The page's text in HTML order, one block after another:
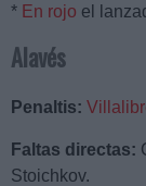
* En rojo el
Alavés
Penaltis:
Faltas directas:
Stoichkov.